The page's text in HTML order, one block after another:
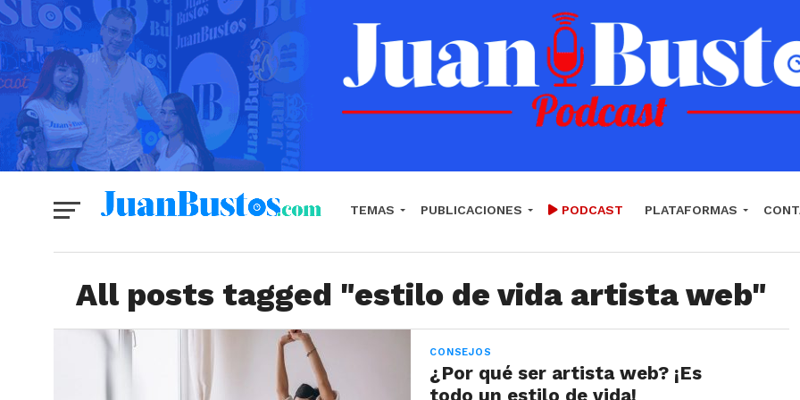
TEMAS PUBLICACIONES PODCAST PLATAFORMAS
All posts tagged "estilo de vida artista web"
CONSEJOS
¿Por qué ser artista web? ¡Es
todo un estilo de vida!